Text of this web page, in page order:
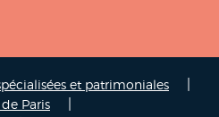
et patrimoniales
Paris